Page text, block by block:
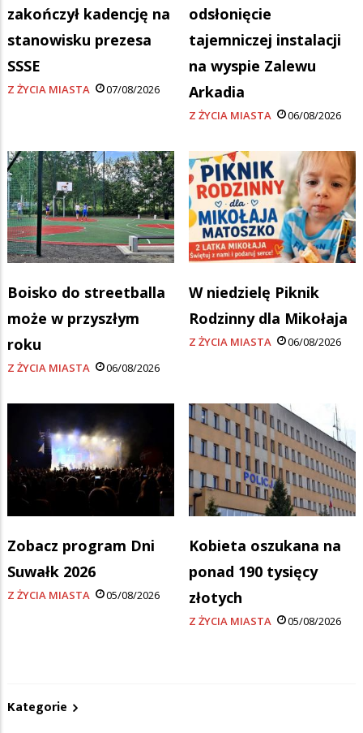
zakończył kadencję na
stanowisku prezesa
SSSE
Z ŻYCIA MIASTA 07/08/2026
odsłonięcie
tajemniczej instalacji
na wyspie Zalewu
Arkadia
Z ŻYCIA MIASTA 06/08/2026
Boisko do streetballa
może w przyszłym
roku
Z ŻYCIA MIASTA 06/08/2026
W niedzielę Piknik
Rodzinny dla Mikołaja
Z ŻYCIA MIASTA 06/08/2026
Zobacz program Dni
Suwałk 2026
Z ŻYCIA MIASTA 05/08/2026
Kobieta oszukana na
ponad 190 tysięcy
złotych
Z ŻYCIA MIASTA 05/08/2026
Kategorie